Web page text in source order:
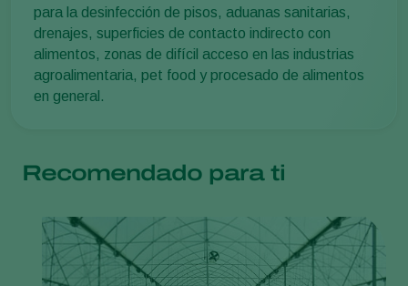
para la desinfección de pisos, aduanas sanitarias,
drenajes, superficies de contacto indirecto con
alimentos, zonas de difícil acceso en las industrias
agroalimentaria, pet food y procesado de alimentos
en general.
Recomendado para ti